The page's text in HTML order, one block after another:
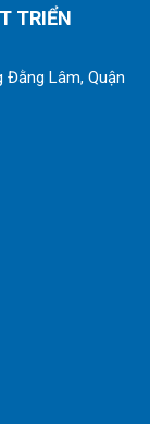
TRIỂN
Lâm, Quận